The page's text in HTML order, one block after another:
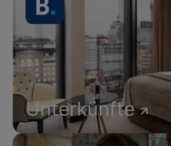
Unterkünfte